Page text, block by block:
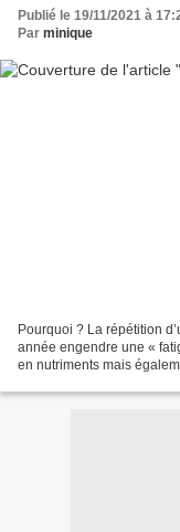
Publié le 19/11/2021 à
Par minique
Pourquoi ? La répétition
année engendre une «
en nutriments mais